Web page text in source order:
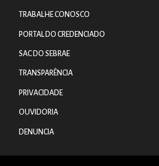
TRABALHE CONOSCO
PORTAL DO CREDENCIADO
SAC DO SEBRAE
TRANSPARÊNCIA
PRIVACIDADE
OUVIDORIA
DENUNCIA